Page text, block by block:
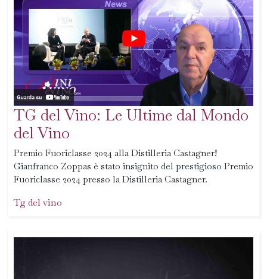
TG del Vino: Le Ultime dal Mondo
del Vino
Premio Fuoriclasse 2024 alla Distilleria Castagner!
Gianfranco Zoppas è stato insignito del prestigioso Premio
Fuoriclasse 2024 presso la Distilleria Castagner.
Tg del vino